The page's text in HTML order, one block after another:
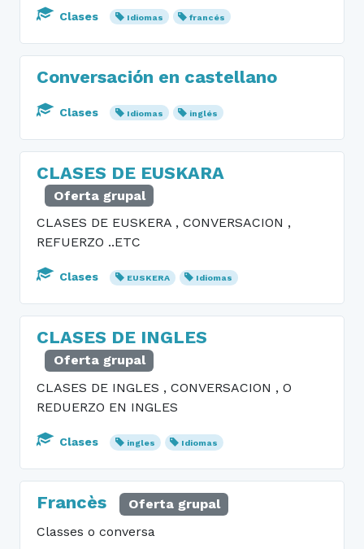
Clases Idiomas francés
Conversación en castellano
Clases Idiomas inglés
CLASES DE EUSKARA
Oferta grupal
CLASES DE EUSKERA , CONVERSACION ,
REFUERZO ..ETC
Clases EUSKERA Idiomas
CLASES DE INGLES
Oferta grupal
CLASES DE INGLES , CONVERSACION , O
REDUERZO EN INGLES
Clases ingles Idiomas
Francès
Oferta grupal
Classes o conversa